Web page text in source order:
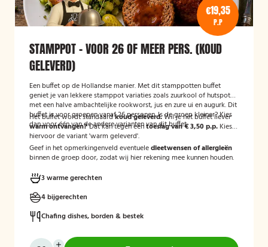
€19,35
P.P
STAMPPOT - VOOR 26 OF MEER PERS. (KOUD
GELEVERD)
Een buffet op de Hollandse manier. Met dit stamppotten buffet
geniet je van lekkere stamppot variaties zoals zuurkool of hutspot
met een halve ambachtelijke rookworst, jus en zure ui en augurk. Dit
buffet is voor groepen vanaf 26 personen. Is de groep kleiner? Kies
dan voor één van de andere varianten van dit buffet.
Het buffet wordt standaardkoud geleverd.Wil je het buffet liever
warm ontvangen?Dat kan tegen eentoeslag van € 3,50 p.p. Kies
hiervoor de variant 'warm geleverd'.
Geef in het opmerkingenveld eventueledieetwensen of allergieën
binnen de groep door, zodat wij hier rekening mee kunnen houden.
3 warme gerechten
4 bijgerechten
Chafing dishes, borden & bestek